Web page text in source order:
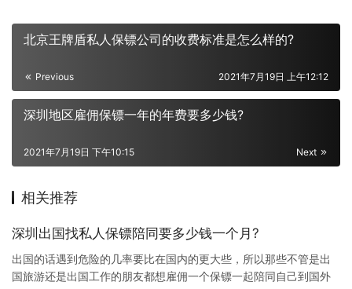
北京王牌盾私人保镖公司的收费标准是怎么样的?
Previous 2021年7月19日 上午12:12
深圳地区雇佣保镖一年的年费要多少钱?
Next
2021年7月19日 下午10:15
相关推荐
深圳出国找私人保镖陪同要多少钱一个月?
出国的话遇到危险的几率要比在国内的更大些，所以那些不管是出
国旅游还是出国工作的朋友都想雇佣一个保镖一起陪同自己到国外